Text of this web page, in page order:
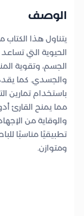
الوصف
يتناول هذا الكتاب
الحيوية التي
الجسم، وتقوية
والجسدي. كما يقدم
باستخدام تمارين
مما يمنح القارئ
والوقاية من
تطبيقيًا مناسبًا
ومتوازن.